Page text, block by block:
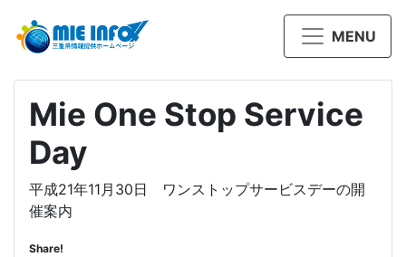
MENU
Mie One Stop Service
Day
平成21年11月30日 ワンストップサービスデーの開
催案内
Share!